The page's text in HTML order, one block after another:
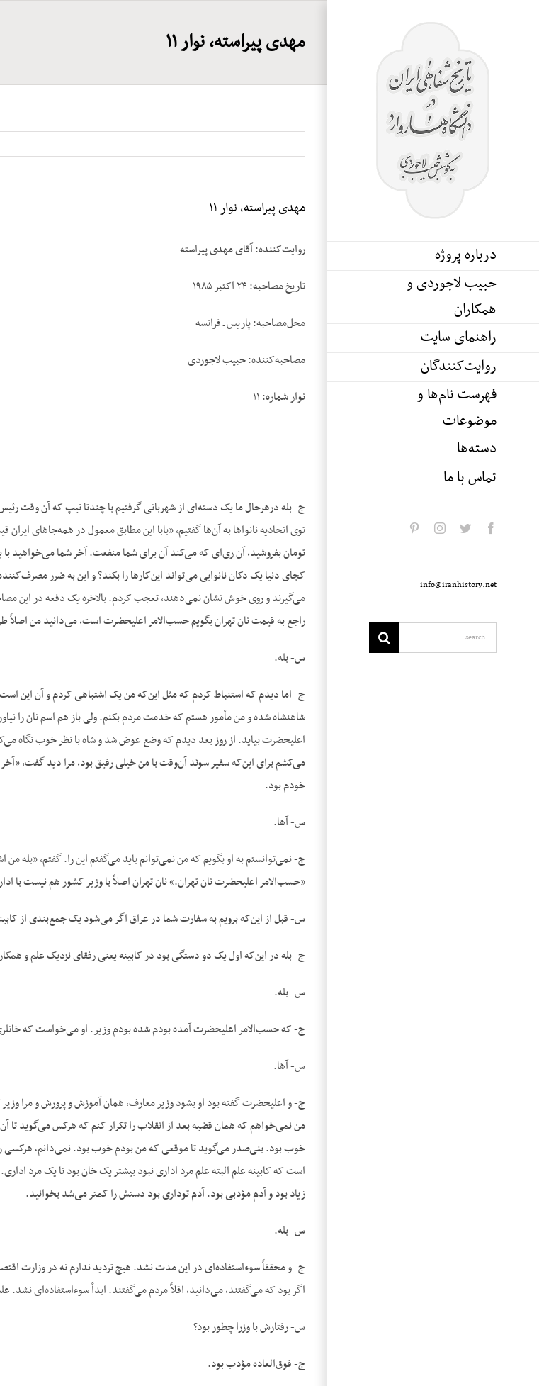
درباره پروژه
حبیب لاجوردی و
همکاران
راهنمای سایت
روایت‌کنندگان
فهرست نام‌ها و
موضوعات
دسته‌ها
تماس با ما
facebook
twitter
instagram
info@iranhistory.net
مهدی پیراسته، نوار ۱۱
مهدی پیراسته، نوار ۱۱
روایت‌کننده: آقای مهدی پیراسته
تاریخ مصاحبه: ۲۴ اکتبر ۱۹۸۵
محل‌مصاحبه: پاریس ـ فرانسه
مصاحبه‌کننده: حبیب لاجوردی
نوار شماره: ۱۱
ج- بله درهرحال ما یک دسته‌ای از شهربانی گرفتیم با چندتا تیپ که آن وقت
توی اتحادیه نانواها به آن‌ها گفتیم، «بابا این مطابق معمول در همه‌جاهای
تومان بفروشید، آن ری‌ای که می‌کند آن برای شما منفعت. آخر شما می‌خواهید با
کجای دنیا یک دکان نانوایی می‌تواند این‌کار‌ها را بکند؟ و این به ضرر
می‌گیرند و روی خوش نشان نمی‌دهند، تعجب کردم. بالاخره یک دفعه در این
راجع به قیمت نان تهران بگویم حسب‌الامر اعلیحضرت است، می‌دانید من اصلاً
س- بله.
ج- اما دیدم که استنباط کردم که مثل این‌که من یک اشتباهی کردم و آن این
شاهنشاه شده و من مأمور هستم که خدمت مردم بکنم. ولی باز هم اسم نان را
اعلیحضرت بیاید. از روز بعد دیدم که وضع عوض شد و شاه با نظر خوب نگاه
می‌کشم برای این‌که سفیر سوئد آن‌وقت با من خیلی رفیق بود، مرا دید گفت،
خودم بود.
س- آها.
ج- نمی‌توانستم به او بگویم که من نمی‌توانم باید می‌گفتم این را. گفتم،
«حسب‌الامر اعلیحضرت نان تهران.» نان تهران اصلاً با وزیر کشور هم نیست با
س- قبل از این‌که برویم به سفارت شما در عراق اگر می‌شود یک جمع‌بندی از
ج- بله در این‌که اول یک دو دستگی بود در کابینه یعنی رفقای نزدیک علم و
س- بله.
ج- که حسب‌الامر اعلیحضرت آمده بودم شده بودم وزیر. او می‌خواست که
س- آها.
ج- و اعلیحضرت گفته بود او بشود وزیر معارف، همان آموزش و پرورش و مرا
من نمی‌خواهم که همان قضیه بعد از انقلاب را تکرار کنم که هرکس می‌گوید
خوب بود. بنی‌صدر می‌گوید تا موقعی که من بودم خوب بود. نمی‌دانم، هرکسی
است که کابینه علم البته علم مرد اداری نبود بیشتر یک خان بود تا یک مرد
زیاد بود و آدم مؤدبی بود. آدم توداری بود دستش را کمتر می‌شد بخوانید.
س- بله.
ج- و محققاً سوءاستفاده‌ای در این مدت نشد. هیچ تردید ندارم نه در وزارت
اگر بود که می‌گفتند، می‌دانید، اقلاً مردم می‌گفتند. ابداً سوءاستفاده‌ای نشد.
س- رفتارش با وزرا چطور بود؟
ج- فوق‌العاده مؤدب بود.